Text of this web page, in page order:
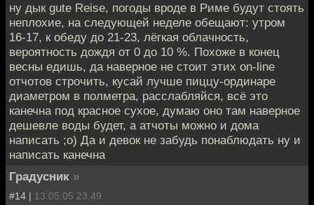
ну дык gute Reise, погоды вроде в Риме будут стоять
неплохие, на следующей неделе обещают: утром
16-17, к обеду до 21-23, лёгкая облачность,
вероятность дождя от 0 до 10 %. Похоже в конец
весны едишь, да наверное не стоит этих on-line
отчотов строчить, кусай лучше пиццу-ординаре
диаметром в полметра, расслабляйся, всё это
канечна под красное сухое, думаю оно там наверное
дешевле воды будет, а атчоты можно и дома
написать ;о) Да и девок не забудь понаблюдать ну и
написать канечна
Градусник »
#14 | 13.05.05 23:49